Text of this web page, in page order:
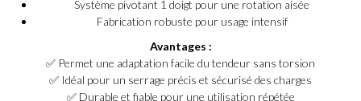
Système pivotant 1 doigt pour une rotation aisée
Fabrication robuste pour usage intensif
Avantages :
✅ Permet une adaptation facile du tendeur sans torsion
✅ Idéal pour un serrage précis et sécurisé des charges
✅ Durable et fiable pour une utilisation répétée